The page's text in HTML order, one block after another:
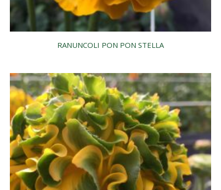
RANUNCOLI PON PON STELLA